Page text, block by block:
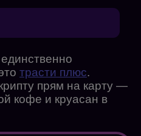
трасти плюс.
прям на карту —
кофе и круасан в